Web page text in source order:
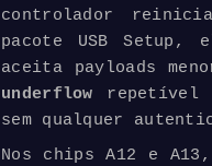
controlador
pacote USB Setup,
aceita payloads
underflow repetível
sem qualquer
Nos chips A12 e A13,